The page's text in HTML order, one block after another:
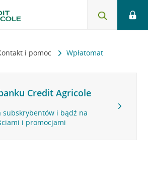
i pomoc Wpłatomat
Credit Agricole
subskrybentów i bądź na
i promocjami